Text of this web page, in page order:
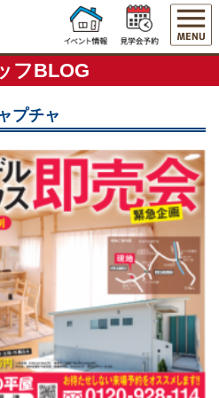
フBLOG
プチャ